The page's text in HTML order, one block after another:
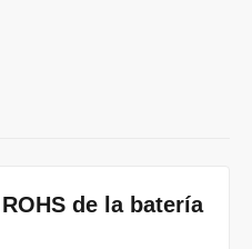
de la batería